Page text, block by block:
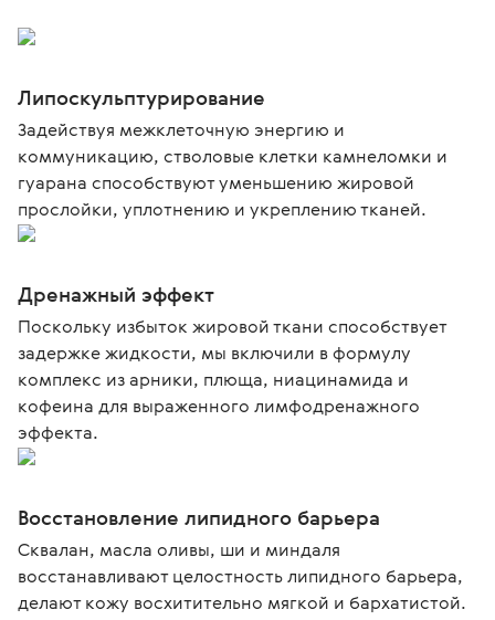
Липоскульптурирование
Задействуя межклеточную энергию и
коммуникацию, стволовые клетки камнеломки и
гуарана способствуют уменьшению жировой
прослойки, уплотнению и укреплению тканей.
Дренажный эффект
Поскольку избыток жировой ткани способствует
задержке жидкости, мы включили в формулу
комплекс из арники, плюща, ниацинамида и
кофеина для выраженного лимфодренажного
эффекта.
Восстановление липидного барьера
Сквалан, масла оливы, ши и миндаля
восстанавливают целостность липидного барьера,
делают кожу восхитительно мягкой и бархатистой.